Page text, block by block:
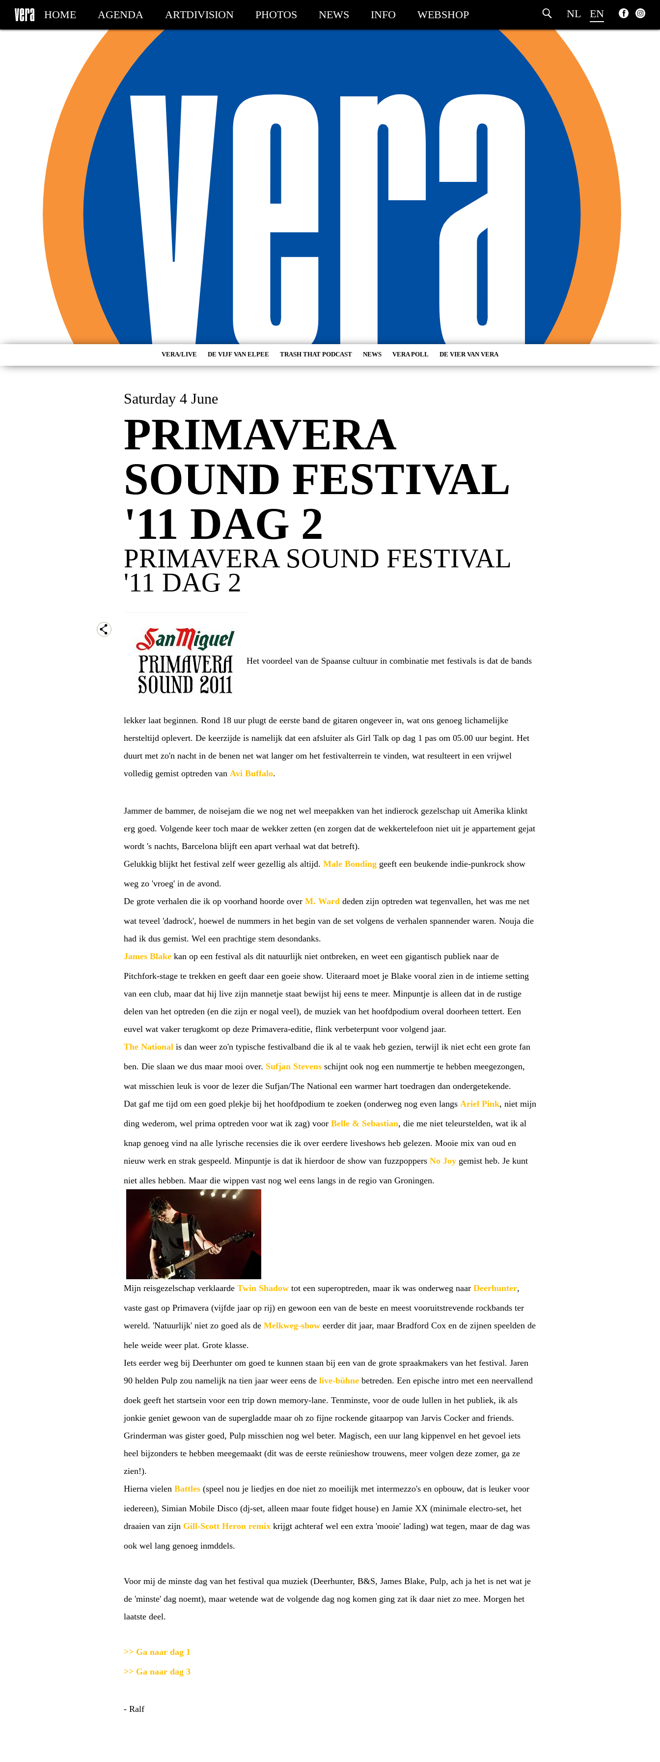
NL EN
HOME AGENDA ARTDIVISION PHOTOS NEWS INFO WEBSHOP
MY TICKETS
VERA/LIVE DE VIJF VAN ELPEE TRASH THAT PODCAST NEWS VERA POLL DE VIER VAN VERA
Saturday 4 June
PRIMAVERA
SOUND FESTIVAL
'11 DAG 2
PRIMAVERA SOUND FESTIVAL
'11 DAG 2
Het voordeel van de Spaanse cultuur in combinatie met festivals is dat de bands
lekker laat beginnen. Rond 18 uur plugt de eerste band de gitaren ongeveer in, wat ons genoeg lichamelijke
hersteltijd oplevert. De keerzijde is namelijk dat een afsluiter als Girl Talk op dag 1 pas om 05.00 uur begint. Het
duurt met zo'n nacht in de benen net wat langer om het festivalterrein te vinden, wat resulteert in een vrijwel
volledig gemist optreden van Avi Buffalo.
Jammer de bammer, de noisejam die we nog net wel meepakken van het indierock gezelschap uit Amerika klinkt
erg goed. Volgende keer toch maar de wekker zetten (en zorgen dat de wekkertelefoon niet uit je appartement gejat
wordt 's nachts, Barcelona blijft een apart verhaal wat dat betreft).
Gelukkig blijkt het festival zelf weer gezellig als altijd. Male Bonding geeft een beukende indie-punkrock show
weg zo 'vroeg' in de avond.
De grote verhalen die ik op voorhand hoorde over M. Ward deden zijn optreden wat tegenvallen, het was me net
wat teveel 'dadrock', hoewel de nummers in het begin van de set volgens de verhalen spannender waren. Nouja die
had ik dus gemist. Wel een prachtige stem desondanks.
James Blake kan op een festival als dit natuurlijk niet ontbreken, en weet een gigantisch publiek naar de
Pitchfork-stage te trekken en geeft daar een goeie show. Uiteraard moet je Blake vooral zien in de intieme setting
van een club, maar dat hij live zijn mannetje staat bewijst hij eens te meer. Minpuntje is alleen dat in de rustige
delen van het optreden (en die zijn er nogal veel), de muziek van het hoofdpodium overal doorheen tettert. Een
euvel wat vaker terugkomt op deze Primavera-editie, flink verbeterpunt voor volgend jaar.
The National is dan weer zo'n typische festivalband die ik al te vaak heb gezien, terwijl ik niet echt een grote fan
ben. Die slaan we dus maar mooi over. Sufjan Stevens schijnt ook nog een nummertje te hebben meegezongen,
wat misschien leuk is voor de lezer die Sufjan/The National een warmer hart toedragen dan ondergetekende.
Dat gaf me tijd om een goed plekje bij het hoofdpodium te zoeken (onderweg nog even langs Ariel Pink, niet mijn
ding wederom, wel prima optreden voor wat ik zag) voor Belle & Sebastian, die me niet teleurstelden, wat ik al
knap genoeg vind na alle lyrische recensies die ik over eerdere liveshows heb gelezen. Mooie mix van oud en
nieuw werk en strak gespeeld. Minpuntje is dat ik hierdoor de show van fuzzpoppers No Joy gemist heb. Je kunt
niet alles hebben. Maar die wippen vast nog wel eens langs in de regio van Groningen.
Mijn reisgezelschap verklaarde Twin Shadow tot een superoptreden, maar ik was onderweg naar Deerhunter,
vaste gast op Primavera (vijfde jaar op rij) en gewoon een van de beste en meest vooruitstrevende rockbands ter
wereld. 'Natuurlijk' niet zo goed als de Melkweg-show eerder dit jaar, maar Bradford Cox en de zijnen speelden de
hele weide weer plat. Grote klasse.
Iets eerder weg bij Deerhunter om goed te kunnen staan bij een van de grote spraakmakers van het festival. Jaren
90 helden Pulp zou namelijk na tien jaar weer eens de live-bühne betreden. Een epische intro met een neervallend
doek geeft het startsein voor een trip down memory-lane. Tenminste, voor de oude lullen in het publiek, ik als
jonkie geniet gewoon van de supergladde maar oh zo fijne rockende gitaarpop van Jarvis Cocker and friends.
Grinderman was gister goed, Pulp misschien nog wel beter. Magisch, een uur lang kippenvel en het gevoel iets
heel bijzonders te hebben meegemaakt (dit was de eerste reünieshow trouwens, meer volgen deze zomer, ga ze
zien!).
Hierna vielen Battles (speel nou je liedjes en doe niet zo moeilijk met intermezzo's en opbouw, dat is leuker voor
iedereen), Simian Mobile Disco (dj-set, alleen maar foute fidget house) en Jamie XX (minimale electro-set, het
draaien van zijn Gill-Scott Heron remix krijgt achteraf wel een extra 'mooie' lading) wat tegen, maar de dag was
ook wel lang genoeg inmddels.
Voor mij de minste dag van het festival qua muziek (Deerhunter, B&S, James Blake, Pulp, ach ja het is net wat je
de 'minste' dag noemt), maar wetende wat de volgende dag nog komen ging zat ik daar niet zo mee. Morgen het
laatste deel.
>> Ga naar dag 1
>> Ga naar dag 3
- Ralf